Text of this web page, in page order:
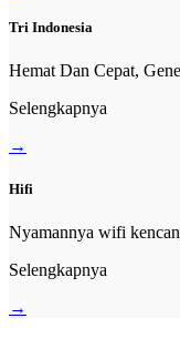
Tri Indonesia
Hemat Dan Cepat,
Selengkapnya
→
Hifi
Nyamannya wifi
Selengkapnya
→